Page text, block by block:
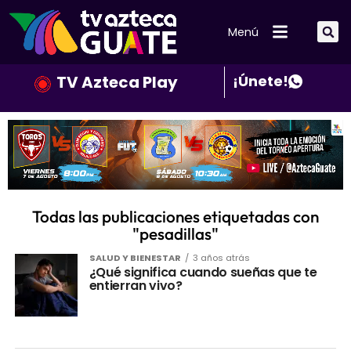
Menú
TV Azteca Play ¡Únete!
Todas las publicaciones etiquetadas con
"pesadillas"
SALUD Y BIENESTAR 3 años atrás
¿Qué significa cuando sueñas que te
entierran vivo?